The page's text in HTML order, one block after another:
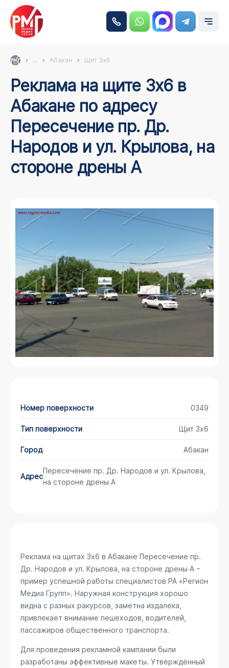
... Абакан Щит 3х6
Реклама на щите 3х6 в
Абакане по адресу
Пересечение пр. Др.
Народов и ул. Крылова, на
стороне дрены А
Номер поверхности 0349
Тип поверхности Щит 3х6
Город Абакан
Адрес
Пересечение пр. Др. Народов и ул. Крылова,
на стороне дрены А
Реклама на щитах 3х6 в Абакане Пересечение пр.
Др. Народов и ул. Крылова, на стороне дрены А −
пример успешной работы специалистов РА «Регион
Медиа Групп». Наружная конструкция хорошо
видна с разных ракурсов, заметна издалека,
привлекает внимание пешеходов, водителей,
пассажиров общественного транспорта.
Для проведения рекламной кампании были
разработаны эффективные макеты. Утверждённый